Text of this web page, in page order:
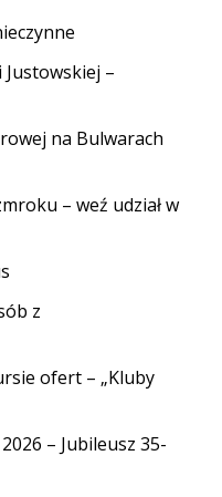
Justowskiej –
na Bulwarach
– weź udział w
z
ofert – „Kluby
– Jubileusz 35-